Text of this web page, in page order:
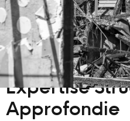
Expertise
Approfondie